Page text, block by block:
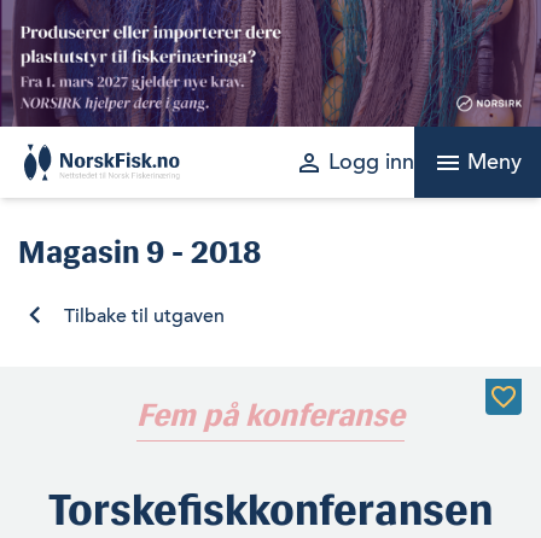
Skip
content
perm_identity Logg inn menu Meny
Magasin9 - 2018
Tilbake til utgaven
Fem på konferanse
Torskefiskkonferansen